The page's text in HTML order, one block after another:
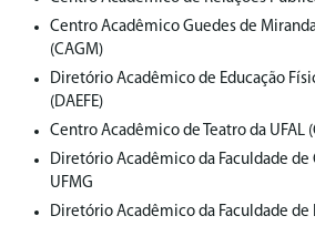
Centro Acadêmico Guedes de
(CAGM)
Diretório Acadêmico de Educação
(DAEFE)
Centro Acadêmico de Teatro da UFAL
Diretório Acadêmico da Faculdade de
UFMG
⁠Diretório Acadêmico da Faculdade de